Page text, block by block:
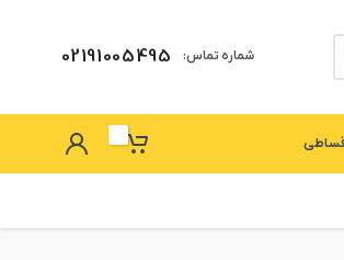
شماره تماس: 02191005495